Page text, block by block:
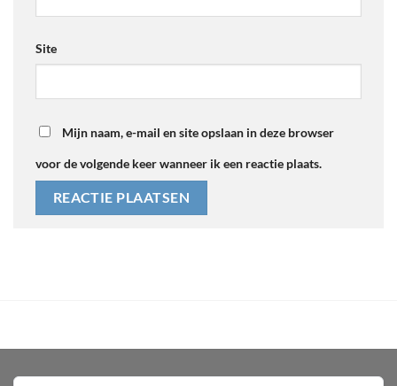
Site
Mijn naam, e-mail en site opslaan in deze browser
voor de volgende keer wanneer ik een reactie plaats.